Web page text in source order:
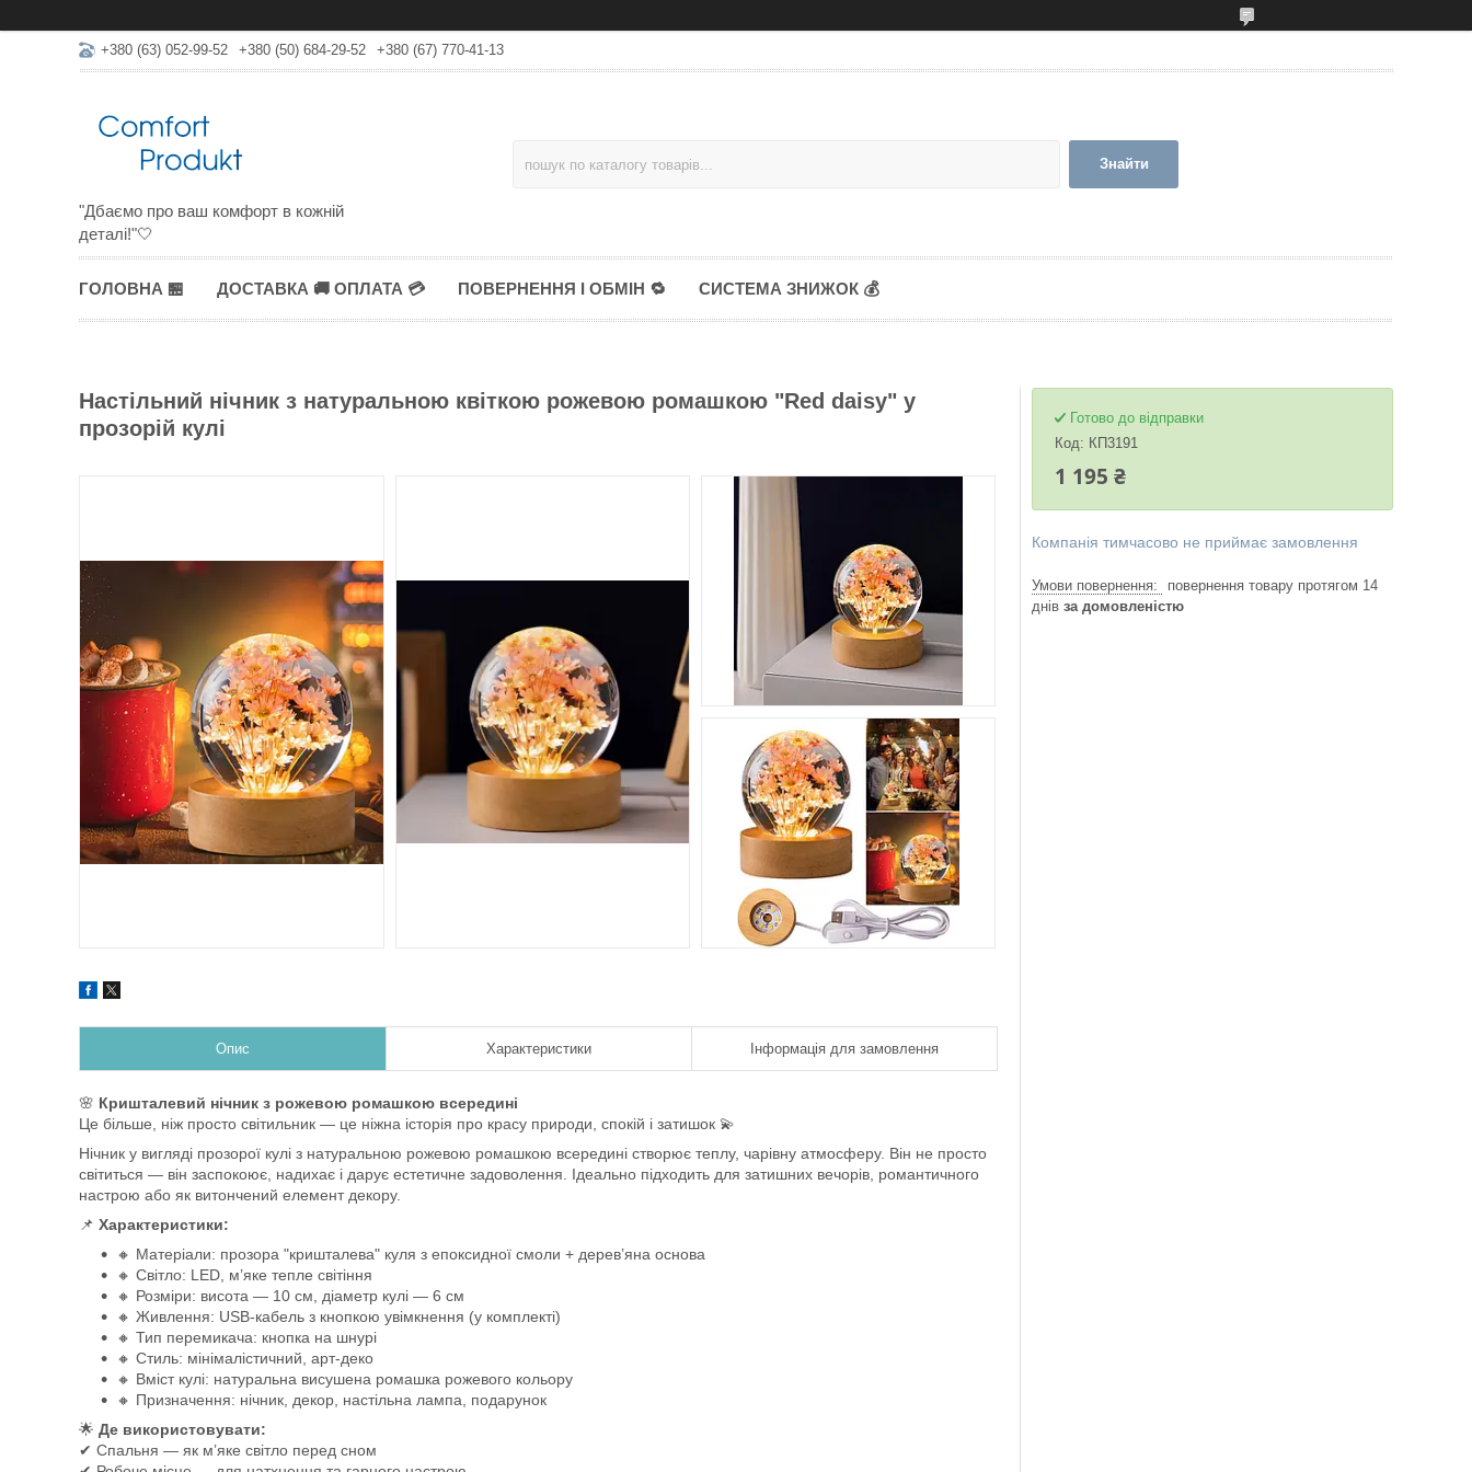
+380 (63) 052-99-52 +380 (50) 684-29-52 +380 (67) 770-41-13
"Дбаємо про ваш комфорт в кожній
деталі!"🤍
Знайти
ГОЛОВНА 🏪 ДОСТАВКА 🚚 ОПЛАТА 💳 ПОВЕРНЕННЯ І ОБМІН 🔁 СИСТЕМА ЗНИЖОК 💰
Настільний нічник з натуральною квіткою рожевою ромашкою "Red daisy" у
прозорій кулі
Опис Характеристики Інформація для замовлення
🌸 Кришталевий нічник з рожевою ромашкою всередині
Це більше, ніж просто світильник — це ніжна історія про красу природи, спокій і затишок 💫
Нічник у вигляді прозорої кулі з натуральною рожевою ромашкою всередині створює теплу, чарівну атмосферу. Він не просто
світиться — він заспокоює, надихає і дарує естетичне задоволення. Ідеально підходить для затишних вечорів, романтичного
настрою або як витончений елемент декору.
📌 Характеристики:
🔸 Матеріали: прозора "кришталева" куля з епоксидної смоли + дерев’яна основа
🔸 Світло: LED, м’яке тепле світіння
🔸 Розміри: висота — 10 см, діаметр кулі — 6 см
🔸 Живлення: USB-кабель з кнопкою увімкнення (у комплекті)
🔸 Тип перемикача: кнопка на шнурі
🔸 Стиль: мінімалістичний, арт-деко
🔸 Вміст кулі: натуральна висушена ромашка рожевого кольору
🔸 Призначення: нічник, декор, настільна лампа, подарунок
🌟 Де використовувати:
✔ Спальня — як м’яке світло перед сном
Готово до відправки
Код: КП3191
1 195 ₴
Компанія тимчасово не приймає замовлення
повернення товару протягом 14
днів за домовленістю